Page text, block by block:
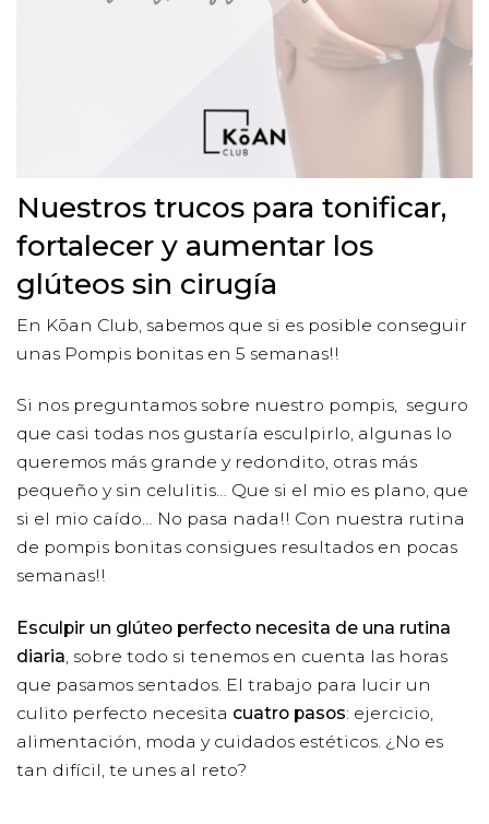
Nuestros trucos para tonificar,
fortalecer y aumentar los
glúteos sin cirugía
En Kōan Club, sabemos que si es posible conseguir
unas Pompis bonitas en 5 semanas!!
Si nos preguntamos sobre nuestro pompis, seguro
que casi todas nos gustaría esculpirlo, algunas lo
queremos más grande y redondito, otras más
pequeño y sin celulitis… Que si el mio es plano, que
si el mio caído… No pasa nada!! Con nuestra rutina
de pompis bonitas consigues resultados en pocas
semanas!!
Esculpir un glúteo perfecto necesita de una rutina
diaria , sobre todo si tenemos en cuenta las horas
que pasamos sentados. El trabajo para lucir un
culito perfecto necesita cuatro pasos: ejercicio,
alimentación, moda y cuidados estéticos. ¿No es
tan difícil, te unes al reto?